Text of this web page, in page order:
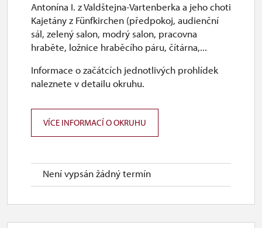
Není vypsán žádný termín
Antonína I. z Valdštejna-Vartenberka a jeho choti
Kajetány z Fünfkirchen (předpokoj, audienční
sál, zelený salon, modrý salon, pracovna
hraběte, ložnice hraběcího páru, čítárna,...
Informace o začátcích jednotlivých prohlídek
naleznete v detailu okruhu.
VÍCE INFORMACÍ O OKRUHU